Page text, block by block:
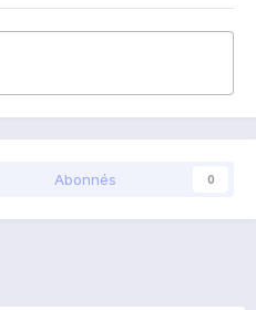
Abonnés 0